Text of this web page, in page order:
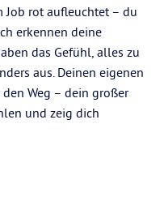
Job rot aufleuchtet – du
erkennen deine
das Gefühl, alles zu
aus. Deinen eigenen
Weg – dein großer
und zeig dich